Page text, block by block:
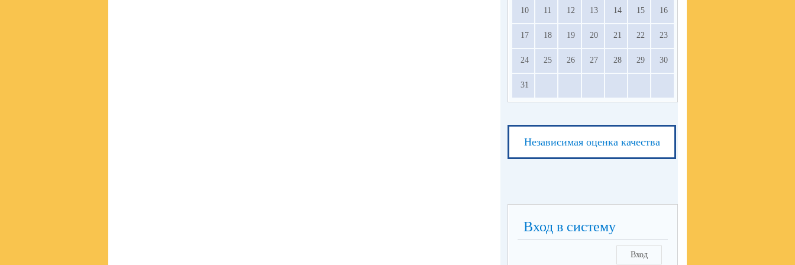
10 11 12 13 14 15 16
17 18 19 20 21 22 23
24 25 26 27 28 29 30
31
Независимая оценка качества
Вход в систему
Вход